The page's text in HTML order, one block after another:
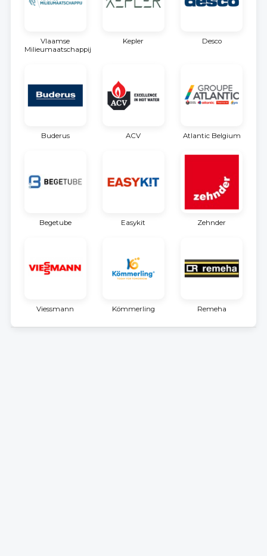
Vlaamse
Milieumaatschappij
Kepler Desco
Buderus ACV Atlantic Belgium
Begetube Easykit Zehnder
Viessmann Kömmerling Remeha